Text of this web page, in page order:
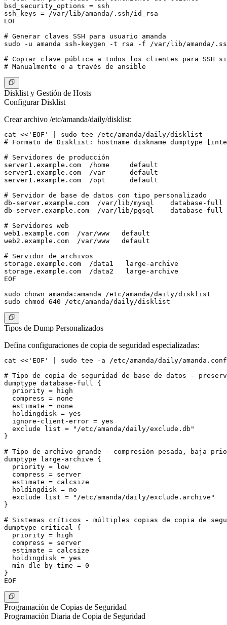
bsd_security_options = ssh
ssh_keys = /var/lib/amanda/.ssh/id_rsa
EOF
# Generar claves SSH para usuario amanda
sudo -u amanda ssh-keygen -t rsa -f /var/lib/amanda/
# Copiar clave pública a todos los clientes para SSH
Disklist y Gestión de Hosts
Configurar Disklist
Crear archivo /etc/amanda/daily/disklist:
cat <<'EOF' | sudo tee /etc/amanda/daily/disklist
# Formato de Disklist: hostname diskname
# Servidores de producción
server1.example.com  /home     default
server1.example.com  /var      default
server1.example.com  /opt      default
# Servidor de base de datos con tipo personalizado
db-server.example.com  /var/lib/mysql    database-full
db-server.example.com  /var/lib/pgsql    database-full
# Servidores web
web1.example.com  /var/www   default
web2.example.com  /var/www   default
# Servidor de archivos
storage.example.com  /data1   large-archive
storage.example.com  /data2   large-archive
EOF
sudo chown amanda:amanda /etc/amanda/daily/disklist
Tipos de Dump Personalizados
Defina configuraciones de copia de seguridad especializadas:
cat <<'EOF' | sudo tee -a /etc/amanda/daily/amanda.conf
# Tipo de copia de seguridad de base de datos -
dumptype database-full {
  priority = high
  compress = none
  estimate = none
  holdingdisk = yes
  ignore-client-error = yes
  exclude list = "/etc/amanda/daily/exclude.db"
}
# Tipo de archivo grande - compresión pesada, baja
dumptype large-archive {
  priority = low
  compress = server
  estimate = calcsize
  holdingdisk = no
  exclude list = "/etc/amanda/daily/exclude.archive"
}
# Sistemas críticos - múltiples copias de copia de
dumptype critical {
  priority = high
  compress = server
  estimate = calcsize
  holdingdisk = yes
  min-dle-by-time = 0
}
Programación de Copias de Seguridad
Programación Diaria de Copia de Seguridad